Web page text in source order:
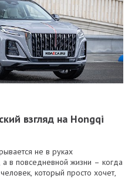
взгляд на Hongqi
не в руках
а в повседневной жизни – когда
который просто хочет,